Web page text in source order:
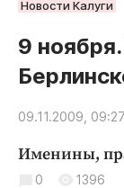
Обнинск
Статьи
Новости Калуги
9
09.11.2009, 09:27
Именины,
0 1396